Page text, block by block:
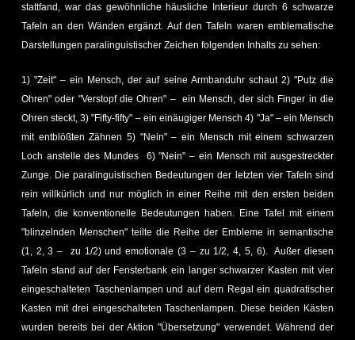
stattfand, war das gewöhnliche häusliche Interieur durch 6 schwarze
Tafeln an den Wänden ergänzt. Auf den Tafeln waren emblematische
Darstellungen paralinguistischer Zeichen folgenden Inhalts zu sehen:
1) "Zeit" – ein Mensch, der auf seine Armbanduhr schaut 2) "Putz die
Ohren" oder "Verstopf die Ohren" – ein Mensch, der sich Finger in die
Ohren steckt, 3) "Fifty-fifty" – ein einäugiger Mensch 4) "Ja" – ein Mensch
mit entblößten Zähnen 5) "Nein" – ein Mensch mit einem schwarzen
Loch anstelle des Mundes 6) "Nein" – ein Mensch mit ausgestreckter
Zunge. Die paralinguistischen Bedeutungen der letzten vier Tafeln sind
rein willkürlich und nur möglich in einer Reihe mit den ersten beiden
Tafeln, die konventionelle Bedeutungen haben. Eine Tafel mit einem
"blinzelnden Menschen" teilte die Reihe der Embleme in semantische
(1, 2, 3 – zu 1/2) und emotionale (3 – zu 1/2, 4, 5, 6). Außer diesen
Tafeln stand auf der Fensterbank ein langer schwarzer Kasten mit vier
eingeschalteten Taschenlampen und auf dem Regal ein quadratischer
Kasten mit drei eingeschalteten Taschenlampen. Diese beiden Kästen
wurden bereits bei der Aktion "Übersetzung" verwendet. Während der